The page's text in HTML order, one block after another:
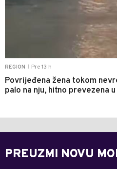
REGION Pre 13 h
Povrijeđena žena tokom
palo na nju, hitno prevezena
PREUZMI NOVU